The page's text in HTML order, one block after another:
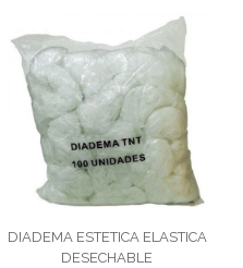
DIADEMA ESTETICA ELASTICA
DESECHABLE